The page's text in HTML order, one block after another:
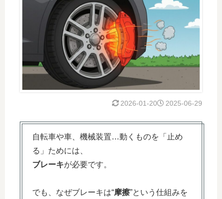
2025-06-29
2026-01-20
自転車や車、機械装置…動くものを「止め
る」ためには、
ブレーキが必要です。
でも、なぜブレーキは“摩擦”という仕組みを